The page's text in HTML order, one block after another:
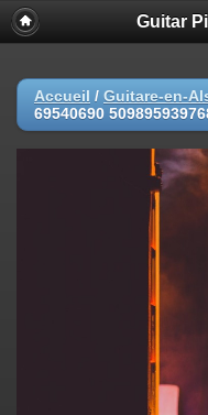
Guitar
Accueil / Guitare-en-
69540690